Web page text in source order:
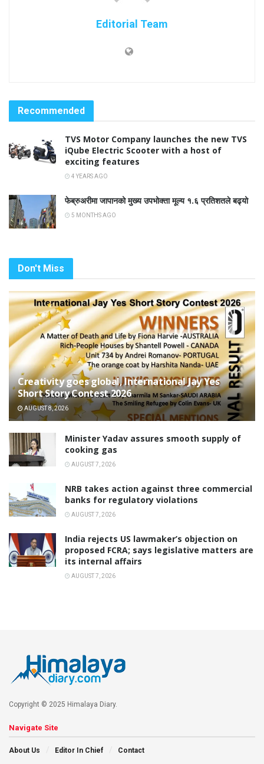
Editorial Team
Recommended
TVS Motor Company launches the new TVS
iQube Electric Scooter with a host of
exciting features
4 YEARS AGO
फेब्रुअरीमा जापानको मुख्य उपभोक्ता मूल्य १.६ प्रतिशतले बढ्यो
5 MONTHS AGO
Don't Miss
Creativity goes global, International Jay Yes
Short Story Contest 2026
AUGUST 8, 2026
Minister Yadav assures smooth supply of
cooking gas
AUGUST 7, 2026
NRB takes action against three commercial
banks for regulatory violations
AUGUST 7, 2026
India rejects US lawmaker’s objection on
proposed FCRA; says legislative matters are
its internal affairs
AUGUST 7, 2026
Copyright © 2025 Himalaya Diary.
Navigate Site
About Us Editor In Chief Contact